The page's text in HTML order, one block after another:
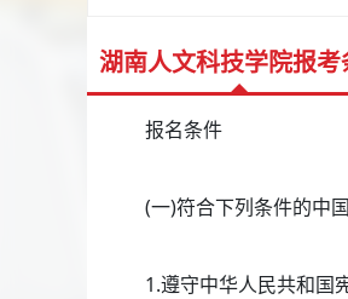
湖南人文科技学院报考
报名条件
(一)符合下列条件的中国
1.遵守中华人民共和国宪